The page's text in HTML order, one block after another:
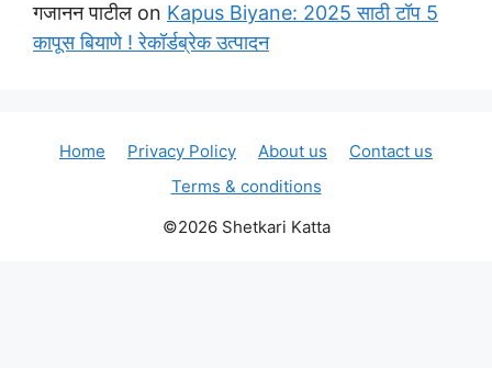
गजानन पाटील on Kapus Biyane: 2025 साठी टॉप 5
कापूस बियाणे ! रेकॉर्डब्रेक उत्पादन
Home Privacy Policy About us
Contact us
Terms & conditions
©2026 Shetkari Katta